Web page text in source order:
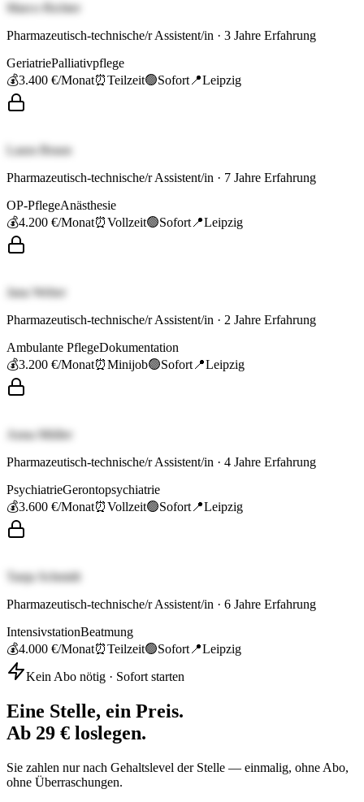
Marco Richter
Pharmazeutisch-technische/r Assistent/in · 3 Jahre Erfahrung
GeriatriePalliativpflege
💰3.400 €/Monat⏰Teilzeit🟢Sofort 📍Leipzig
Laura Braun
Pharmazeutisch-technische/r Assistent/in · 7 Jahre Erfahrung
OP-PflegeAnästhesie
💰4.200 €/Monat⏰Vollzeit🟢Sofort 📍Leipzig
Jana Weber
Pharmazeutisch-technische/r Assistent/in · 2 Jahre Erfahrung
Ambulante PflegeDokumentation
💰3.200 €/Monat⏰Minijob🟢Sofort 📍Leipzig
Anna Müller
Pharmazeutisch-technische/r Assistent/in · 4 Jahre Erfahrung
PsychiatrieGerontopsychiatrie
💰3.600 €/Monat⏰Vollzeit🟢Sofort 📍Leipzig
Tanja Schmidt
Pharmazeutisch-technische/r Assistent/in · 6 Jahre Erfahrung
IntensivstationBeatmung
💰4.000 €/Monat⏰Teilzeit🟢Sofort 📍Leipzig
Kein Abo nötig · Sofort starten
Eine Stelle, ein Preis.
Ab 29 € loslegen.
Sie zahlen nur nach Gehaltslevel der Stelle — einmalig, ohne Abo,
ohne Überraschungen.